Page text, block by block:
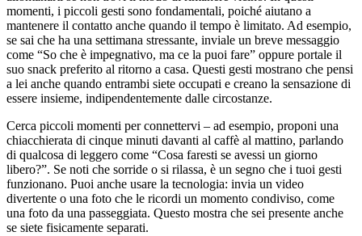
momenti, i piccoli gesti sono fondamentali, poiché aiutano a
mantenere il contatto anche quando il tempo è limitato. Ad esempio,
se sai che ha una settimana stressante, inviale un breve messaggio
come “So che è impegnativo, ma ce la puoi fare” oppure portale il
suo snack preferito al ritorno a casa. Questi gesti mostrano che pensi
a lei anche quando entrambi siete occupati e creano la sensazione di
essere insieme, indipendentemente dalle circostanze.
Cerca piccoli momenti per connettervi – ad esempio, proponi una
chiacchierata di cinque minuti davanti al caffè al mattino, parlando
di qualcosa di leggero come “Cosa faresti se avessi un giorno
libero?”. Se noti che sorride o si rilassa, è un segno che i tuoi gesti
funzionano. Puoi anche usare la tecnologia: invia un video
divertente o una foto che le ricordi un momento condiviso, come
una foto da una passeggiata. Questo mostra che sei presente anche
se siete fisicamente separati.